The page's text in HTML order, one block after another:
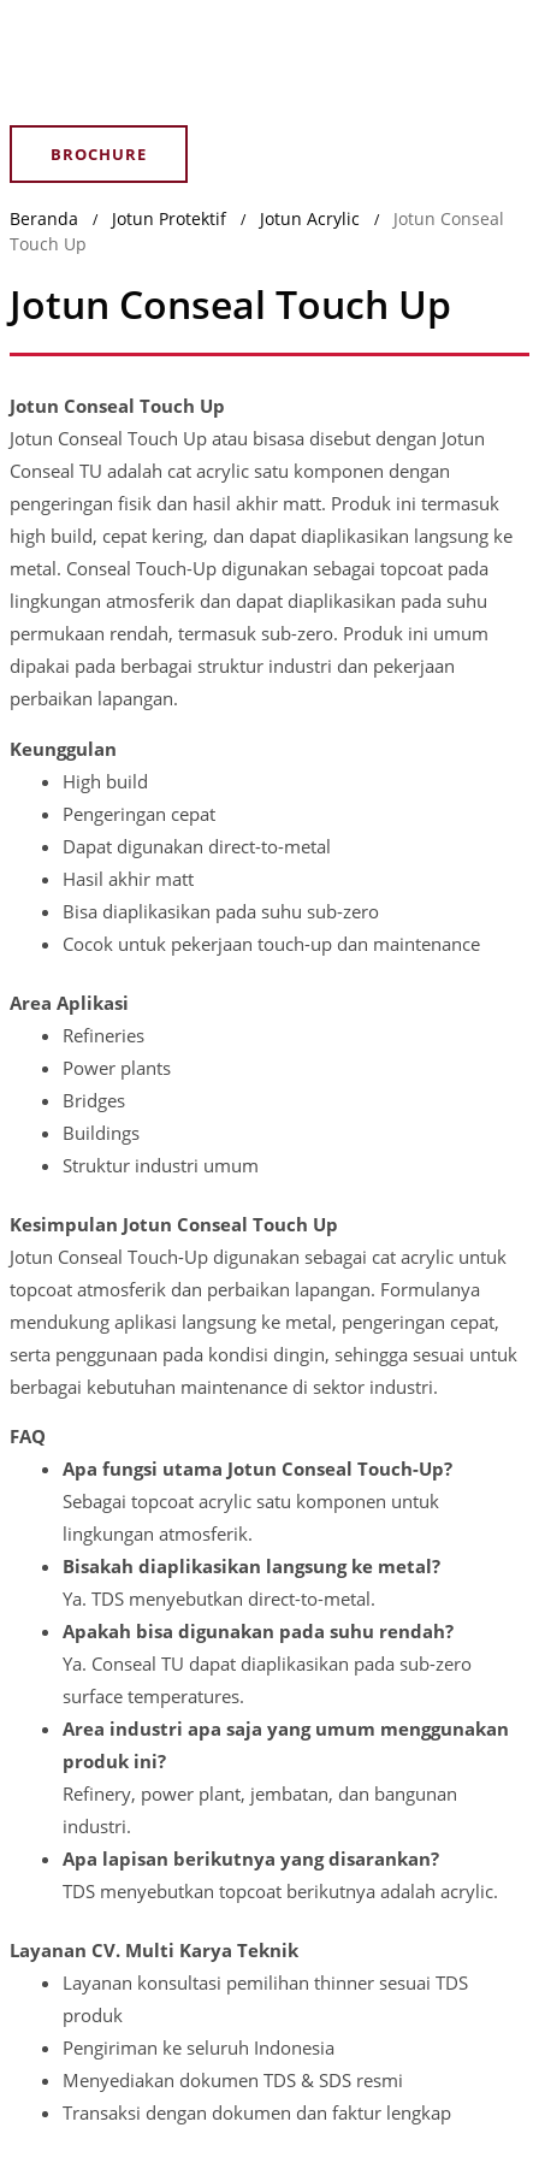
BROCHURE
Beranda / Jotun Protektif / Jotun Acrylic /
Jotun Conseal
Touch Up
Jotun Conseal Touch Up
Jotun Conseal Touch Up
Jotun Conseal Touch Up atau bisasa disebut dengan Jotun
Conseal TU adalah cat acrylic satu komponen dengan
pengeringan fisik dan hasil akhir matt. Produk ini termasuk
high build, cepat kering, dan dapat diaplikasikan langsung ke
metal. Conseal Touch-Up digunakan sebagai topcoat pada
lingkungan atmosferik dan dapat diaplikasikan pada suhu
permukaan rendah, termasuk sub-zero. Produk ini umum
dipakai pada berbagai struktur industri dan pekerjaan
perbaikan lapangan.
Keunggulan
High build
Pengeringan cepat
Dapat digunakan direct-to-metal
Hasil akhir matt
Bisa diaplikasikan pada suhu sub-zero
Cocok untuk pekerjaan touch-up dan maintenance
Area Aplikasi
Refineries
Power plants
Bridges
Buildings
Struktur industri umum
Kesimpulan Jotun Conseal Touch Up
Jotun Conseal Touch-Up digunakan sebagai cat acrylic untuk
topcoat atmosferik dan perbaikan lapangan. Formulanya
mendukung aplikasi langsung ke metal, pengeringan cepat,
serta penggunaan pada kondisi dingin, sehingga sesuai untuk
berbagai kebutuhan maintenance di sektor industri.
FAQ
Apa fungsi utama Jotun Conseal Touch-Up?
Sebagai topcoat acrylic satu komponen untuk
lingkungan atmosferik.
Bisakah diaplikasikan langsung ke metal?
Ya. TDS menyebutkan direct-to-metal.
Apakah bisa digunakan pada suhu rendah?
Ya. Conseal TU dapat diaplikasikan pada sub-zero
surface temperatures.
Area industri apa saja yang umum menggunakan
produk ini?
Refinery, power plant, jembatan, dan bangunan
industri.
Apa lapisan berikutnya yang disarankan?
TDS menyebutkan topcoat berikutnya adalah acrylic.
Layanan CV. Multi Karya Teknik
Layanan konsultasi pemilihan thinner sesuai TDS
produk
Pengiriman ke seluruh Indonesia
Menyediakan dokumen TDS & SDS resmi
Transaksi dengan dokumen dan faktur lengkap